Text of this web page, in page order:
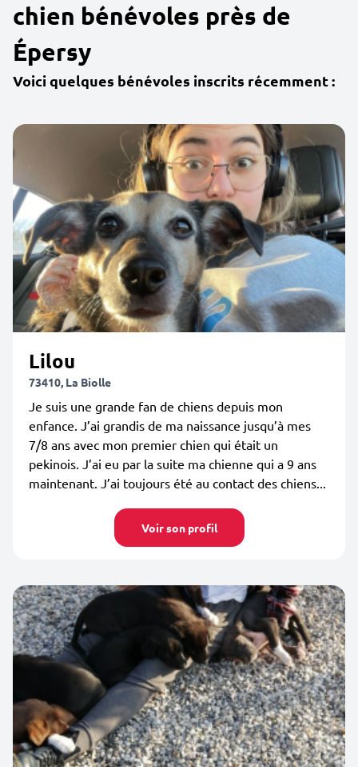
chien bénévoles près de
Épersy
Voici quelques bénévoles inscrits récemment :
Lilou
73410, La Biolle
Je suis une grande fan de chiens depuis mon
enfance. J’ai grandis de ma naissance jusqu’à mes
7/8 ans avec mon premier chien qui était un
pekinois. J’ai eu par la suite ma chienne qui a 9 ans
maintenant. J’ai toujours été au contact des chiens...
Voir son profil